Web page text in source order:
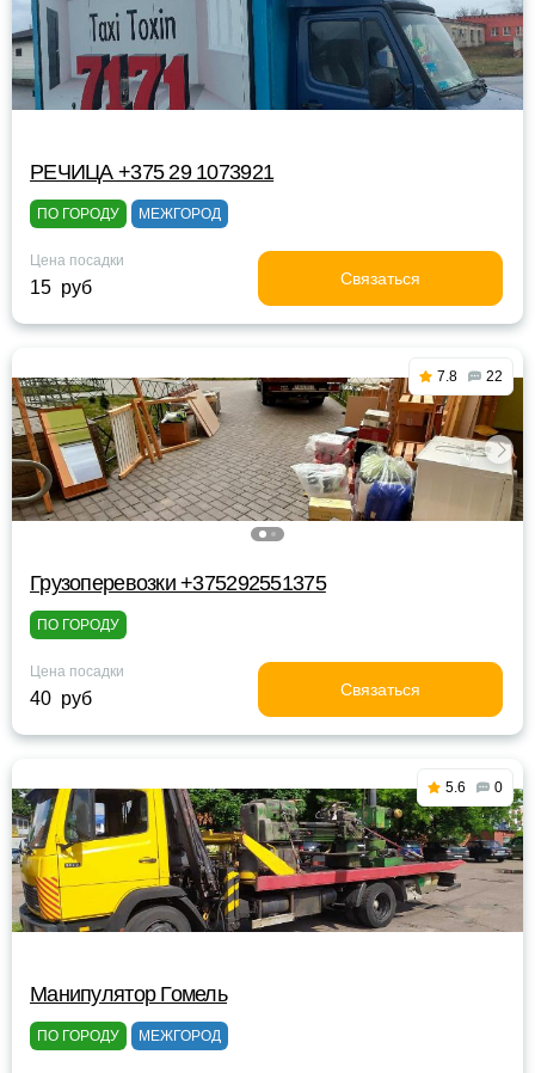
РЕЧИЦА +375 29 1073921
ПО ГОРОДУ МЕЖГОРОД
Цена посадки
15 руб Связаться
7.8 22
Грузоперевозки +375292551375
ПО ГОРОДУ
Цена посадки
40 руб Связаться
5.6 0
Манипулятор Гомель
ПО ГОРОДУ МЕЖГОРОД